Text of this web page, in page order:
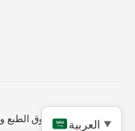
حقوق الطبع والنشر © 2025. جميع الحقوق محفوظة. العربية ▼